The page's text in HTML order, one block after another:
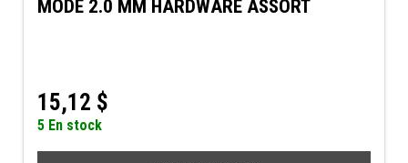
MODE 2.0 MM HARDWARE ASSORT
15,12 $
5 En stock